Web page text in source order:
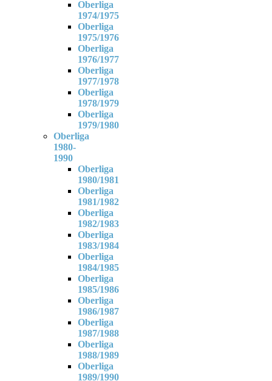
Oberliga
1974/1975
Oberliga
1975/1976
Oberliga
1976/1977
Oberliga
1977/1978
Oberliga
1978/1979
Oberliga
1979/1980
Oberliga
1980-
1990
Oberliga
1980/1981
Oberliga
1981/1982
Oberliga
1982/1983
Oberliga
1983/1984
Oberliga
1984/1985
Oberliga
1985/1986
Oberliga
1986/1987
Oberliga
1987/1988
Oberliga
1988/1989
Oberliga
1989/1990